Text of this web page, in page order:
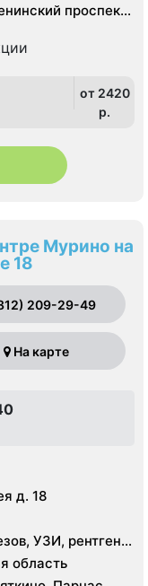
проспект,
от 2420
p.
Мурино на
18
209-29-49
На карте
д. 18
УЗИ, рентген
область